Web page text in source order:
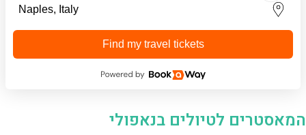
Find my travel tickets
המאסטרים לטיולים בנאפולי